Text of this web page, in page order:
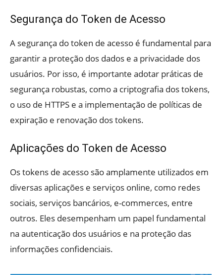
Segurança do Token de Acesso
A segurança do token de acesso é fundamental para
garantir a proteção dos dados e a privacidade dos
usuários. Por isso, é importante adotar práticas de
segurança robustas, como a criptografia dos tokens,
o uso de HTTPS e a implementação de políticas de
expiração e renovação dos tokens.
Aplicações do Token de Acesso
Os tokens de acesso são amplamente utilizados em
diversas aplicações e serviços online, como redes
sociais, serviços bancários, e-commerces, entre
outros. Eles desempenham um papel fundamental
na autenticação dos usuários e na proteção das
informações confidenciais.